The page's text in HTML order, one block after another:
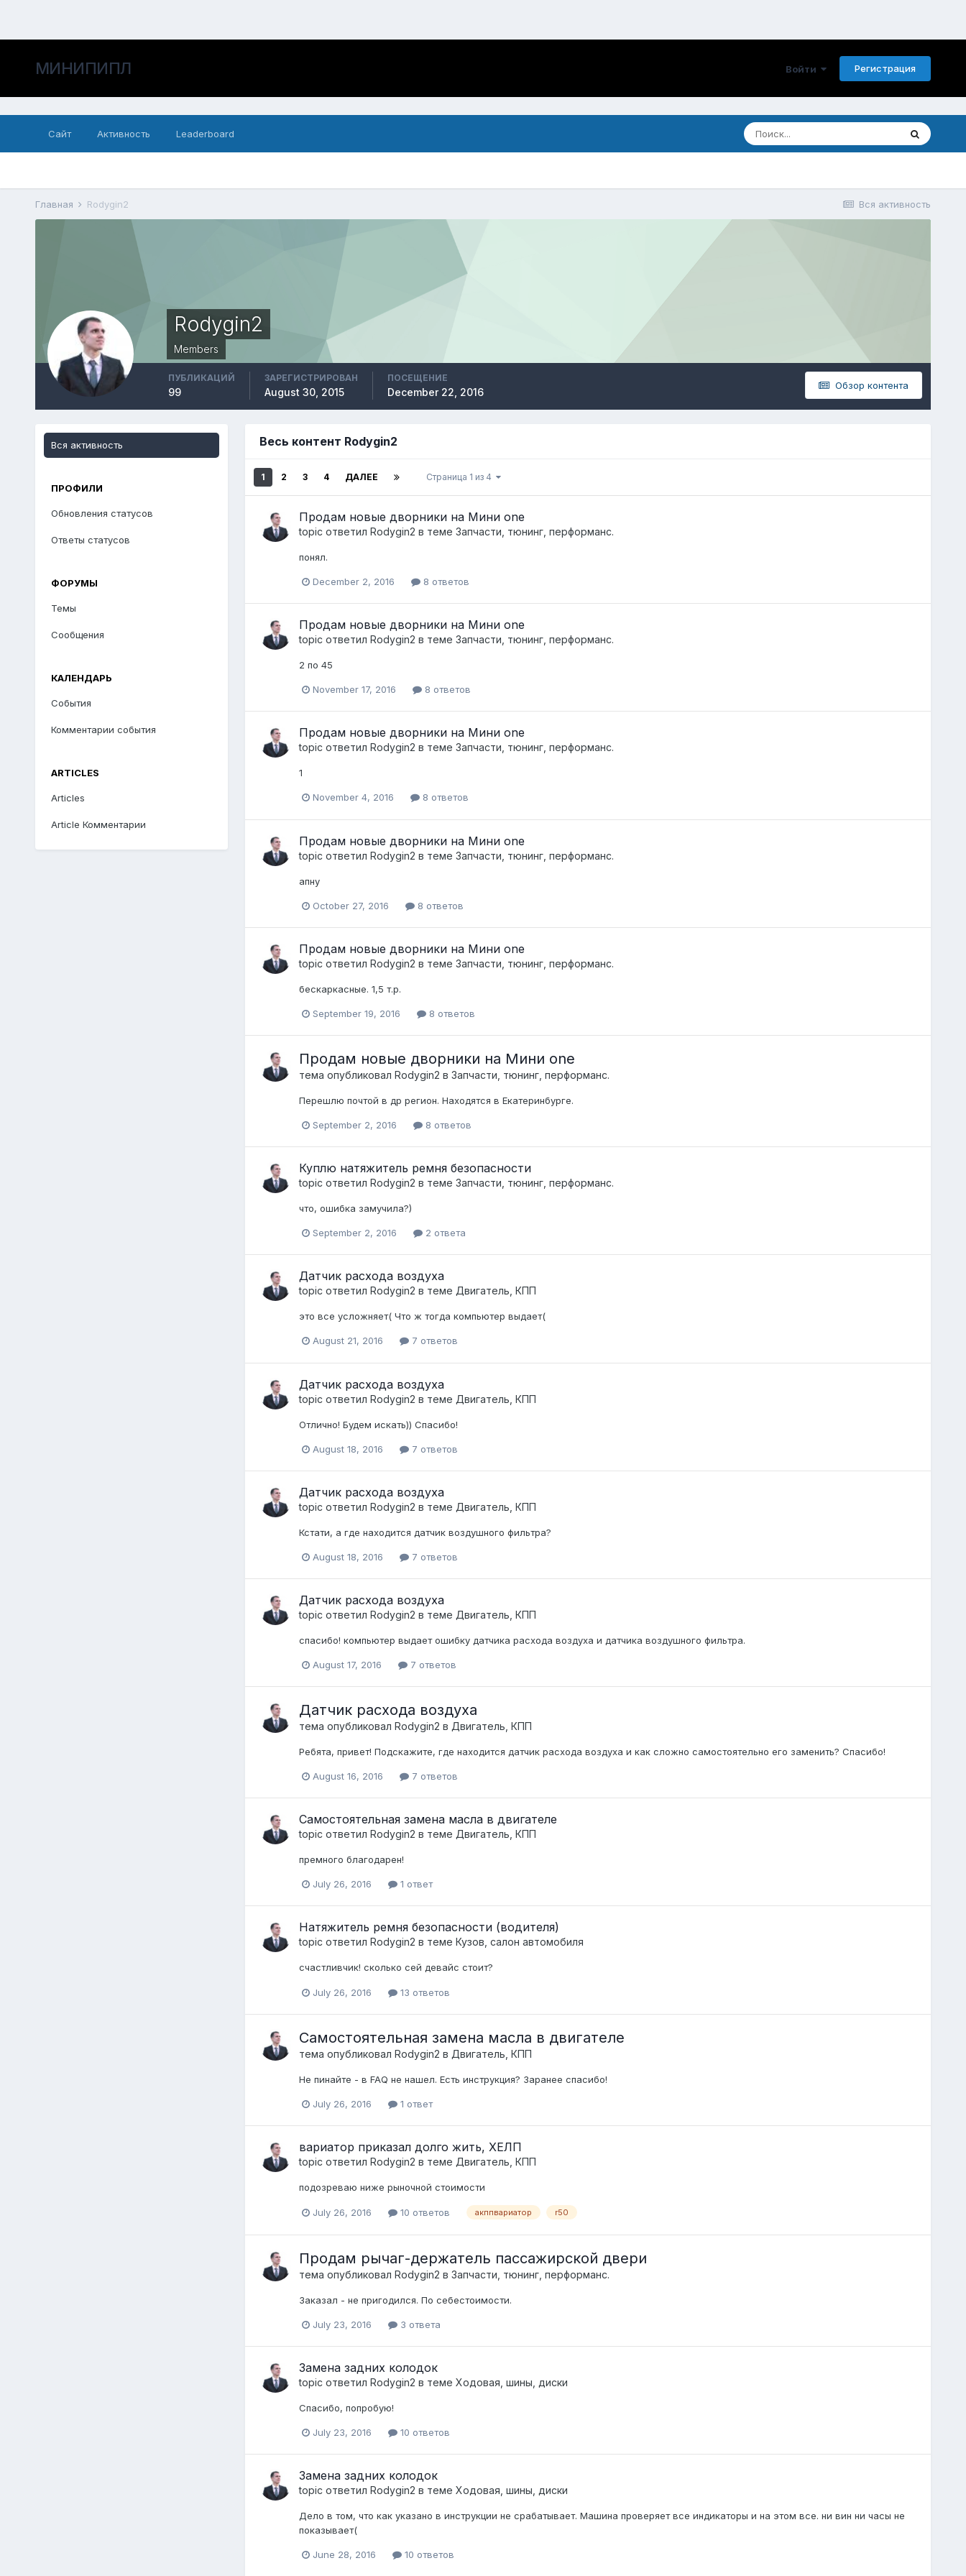
МИНИПИПЛ Войти Регистрация
Сайт Активность Leaderboard
Вся активность
Главная Rodygin2
Rodygin2
Members
Обзор контента
ПУБЛИКАЦИЙ
99
ЗАРЕГИСТРИРОВАН
August 30, 2015
ПОСЕЩЕНИЕ
December 22, 2016
Вся активность
ПРОФИЛИ
Обновления статусов
Ответы статусов
ФОРУМЫ
Темы
Сообщения
КАЛЕНДАРЬ
События
Комментарии события
ARTICLES
Articles
Article Комментарии
Весь контент Rodygin2
1 2 3 4 ДАЛЕЕ Страница 1 из 4
Продам новые дворники на Мини one
topic ответил Rodygin2 в теме Запчасти, тюнинг, перформанс.
понял.
December 2, 2016 8 ответов
Продам новые дворники на Мини one
topic ответил Rodygin2 в теме Запчасти, тюнинг, перформанс.
2 по 45
November 17, 2016 8 ответов
Продам новые дворники на Мини one
topic ответил Rodygin2 в теме Запчасти, тюнинг, перформанс.
1
November 4, 2016 8 ответов
Продам новые дворники на Мини one
topic ответил Rodygin2 в теме Запчасти, тюнинг, перформанс.
апну
October 27, 2016 8 ответов
Продам новые дворники на Мини one
topic ответил Rodygin2 в теме Запчасти, тюнинг, перформанс.
бескаркасные. 1,5 т.р.
September 19, 2016 8 ответов
Продам новые дворники на Мини one
тема опубликовал Rodygin2 в Запчасти, тюнинг, перформанс.
Перешлю почтой в др регион. Находятся в Екатеринбурге.
September 2, 2016 8 ответов
Куплю натяжитель ремня безопасности
topic ответил Rodygin2 в теме Запчасти, тюнинг, перформанс.
что, ошибка замучила?)
September 2, 2016 2 ответа
Датчик расхода воздуха
topic ответил Rodygin2 в теме Двигатель, КПП
это все усложняет( Что ж тогда компьютер выдает(
August 21, 2016 7 ответов
Датчик расхода воздуха
topic ответил Rodygin2 в теме Двигатель, КПП
Отлично! Будем искать)) Спасибо!
August 18, 2016 7 ответов
Датчик расхода воздуха
topic ответил Rodygin2 в теме Двигатель, КПП
Кстати, а где находится датчик воздушного фильтра?
August 18, 2016 7 ответов
Датчик расхода воздуха
topic ответил Rodygin2 в теме Двигатель, КПП
спасибо! компьютер выдает ошибку датчика расхода воздуха и датчика воздушного фильтра.
August 17, 2016 7 ответов
Датчик расхода воздуха
тема опубликовал Rodygin2 в Двигатель, КПП
Ребята, привет! Подскажите, где находится датчик расхода воздуха и как сложно самостоятельно его заменить? Спасибо!
August 16, 2016 7 ответов
Самостоятельная замена масла в двигателе
topic ответил Rodygin2 в теме Двигатель, КПП
премного благодарен!
July 26, 2016 1 ответ
Натяжитель ремня безопасности (водителя)
topic ответил Rodygin2 в теме Кузов, салон автомобиля
счастливчик! сколько сей девайс стоит?
July 26, 2016 13 ответов
Самостоятельная замена масла в двигателе
тема опубликовал Rodygin2 в Двигатель, КПП
Не пинайте - в FAQ не нашел. Есть инструкция? Заранее спасибо!
July 26, 2016 1 ответ
вариатор приказал долго жить, ХЕЛП
topic ответил Rodygin2 в теме Двигатель, КПП
подозреваю ниже рыночной стоимости
July 26, 2016 10 ответов акппвариатор r50
Продам рычаг-держатель пассажирской двери
тема опубликовал Rodygin2 в Запчасти, тюнинг, перформанс.
Заказал - не пригодился. По себестоимости.
July 23, 2016 3 ответа
Замена задних колодок
topic ответил Rodygin2 в теме Ходовая, шины, диски
Спасибо, попробую!
July 23, 2016 10 ответов
Замена задних колодок
topic ответил Rodygin2 в теме Ходовая, шины, диски
Дело в том, что как указано в инструкции не срабатывает. Машина проверяет все индикаторы и на этом все. ни вин ни часы не
показывает(
June 28, 2016 10 ответов